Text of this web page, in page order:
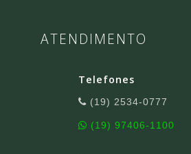
ATENDIMENTO
Telefones
(19) 2534-0777
(19) 97406-1100